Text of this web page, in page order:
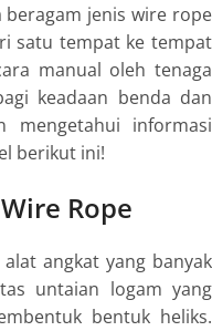
jenis wire rope
satu tempat ke tempat
manual oleh tenaga
keadaan benda dan
mengetahui informasi
berikut ini!
Rope
angkat yang banyak
untaian logam yang
bentuk heliks.